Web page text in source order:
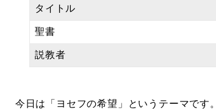
リタイトル
聖書
説教者
今日は「ヨセフの希望」というテーマです。